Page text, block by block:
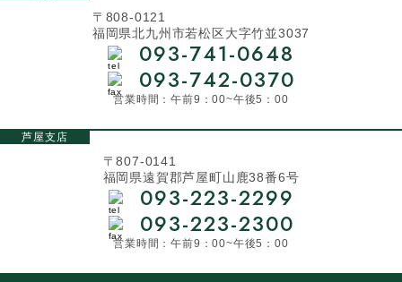
〒808-0121
福岡県北九州市若松区大字竹並3037
093-741-0648
093-742-0370
営業時間：午前9：00~午後5：00
芦屋支店
〒807-0141
福岡県遠賀郡芦屋町山鹿38番6号
093-223-2299
093-223-2300
営業時間：午前9：00~午後5：00